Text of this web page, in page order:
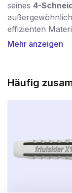
seines 4-
effizienten
Mit demREX®
abgewinkelt
Bohrkopf zu
verschmolzen.
Temperaturen
Die vier tiefen
Mehr anzeigen
Häufig